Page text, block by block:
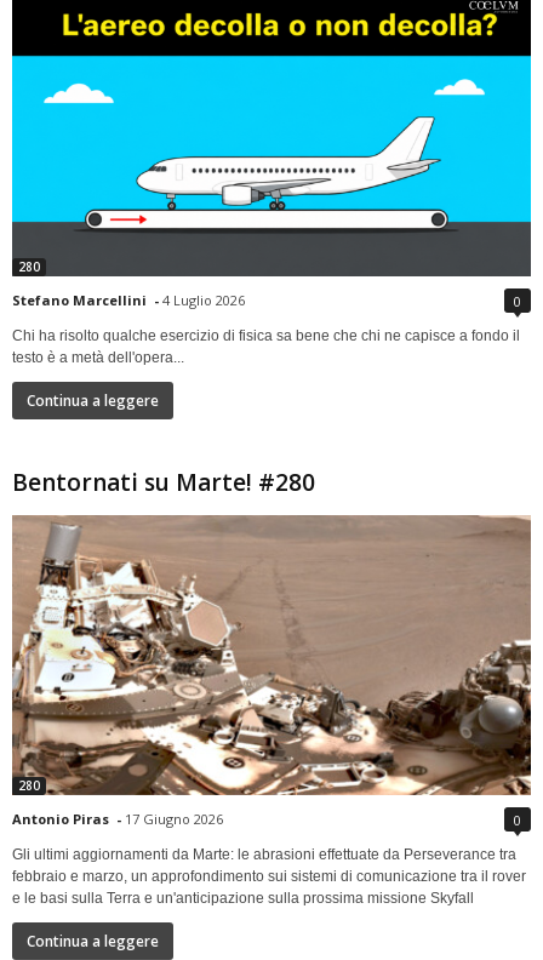
280
Stefano Marcellini - 4 Luglio 2026 0
Chi ha risolto qualche esercizio di fisica sa bene che chi ne capisce a fondo il
testo è a metà dell'opera...
Continua a leggere
Bentornati su Marte! #280
280
Antonio Piras - 17 Giugno 2026 0
Gli ultimi aggiornamenti da Marte: le abrasioni effettuate da Perseverance tra
febbraio e marzo, un approfondimento sui sistemi di comunicazione tra il rover
e le basi sulla Terra e un'anticipazione sulla prossima missione Skyfall
Continua a leggere